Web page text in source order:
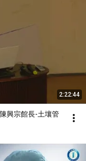
2:22:44
興宗館長-土壤管